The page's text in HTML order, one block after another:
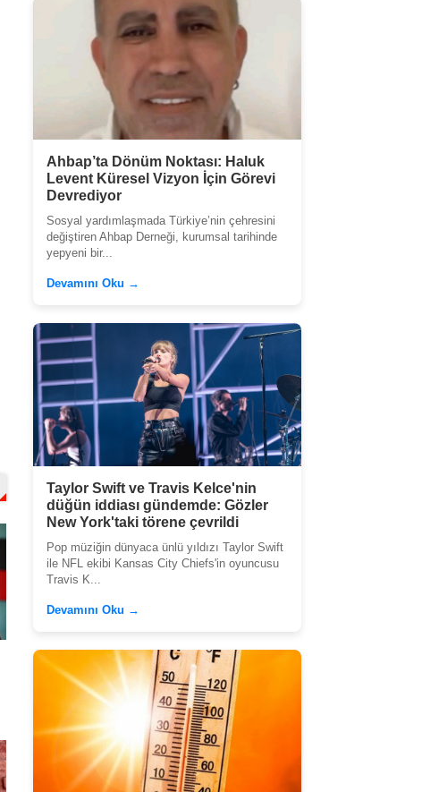
Ahbap’ta Dönüm Noktası: Haluk
Levent Küresel Vizyon İçin Görevi
Devrediyor
Sosyal yardımlaşmada Türkiye’nin çehresini
değiştiren Ahbap Derneği, kurumsal tarihinde
yepyeni bir...
Devamını Oku →
Taylor Swift ve Travis Kelce'nin
düğün iddiası gündemde: Gözler
New York'taki törene çevrildi
Pop müziğin dünyaca ünlü yıldızı Taylor Swift
ile NFL ekibi Kansas City Chiefs'in oyuncusu
Travis K...
Devamını Oku →